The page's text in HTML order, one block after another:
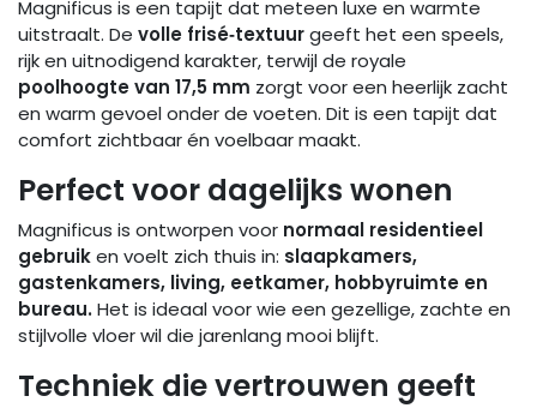
Magnificus is een tapijt dat meteen luxe en warmte
uitstraalt. De volle frisé‑textuurgeeft het een speels,
rijk en uitnodigend karakter, terwijl de royale
poolhoogte van 17,5 mm zorgt voor een heerlijk zacht
en warm gevoel onder de voeten. Dit is een tapijt dat
comfort zichtbaar én voelbaar maakt.
Perfect voor dagelijks wonen
Magnificus is ontworpen voor normaal residentieel
gebruiken voelt zich thuis in: slaapkamers,
gastenkamers, living, eetkamer, hobbyruimte en
bureau.Het is ideaal voor wie een gezellige, zachte en
stijlvolle vloer wil die jarenlang mooi blijft.
Techniek die vertrouwen geeft